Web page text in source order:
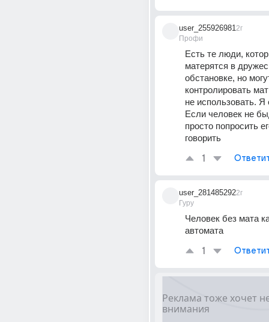
user_255926981
Профи
2г
Есть те люди,
матерятся в
обстановке, но
контролировать
не использовать. Я
Если человек не
просто попросить
говорить
1
user_281485292
Гуру
2г
Человек без мата
автомата
1